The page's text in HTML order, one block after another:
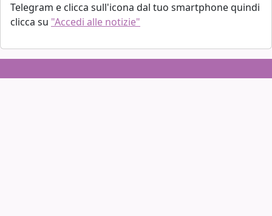
Telegram e clicca sull'icona dal tuo smartphone quindi
clicca su "Accedi alle notizie"